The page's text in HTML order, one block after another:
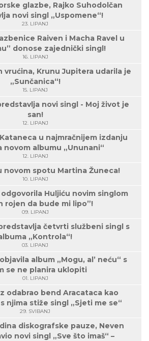
glazbe, Rajko Suhodolčan
novi singl „Uspomene“!
23. LIPANJ
Raiven i Macha Ravel u
donose zajednički singl!
16. LIPANJ
vrućina, Krunu Jupitera udarila je
„Sunčanica“!
15. LIPANJ
novi singl - Moj život je
san!
12. LIPANJ
u najmračnijem izdanju
novom albumu „Ununani“
12. LIPANJ
novom spotu Martina Žuneca!
10. LIPANJ
Huljiću novim singlom
rojen da bude mi lipo”!
09. LIPANJ
četvrti službeni singl s
„Kontrola“!
03. LIPANJ
album „Mogu, al’ neću“ s
se ne planira uklopiti
01. LIPANJ
odabrao bend Aracataca kao
njima stiže singl „Sjeti me se“
29. SVIBANJ
diskografske pauze, Neven
novi singl „Sve što imaš“ –